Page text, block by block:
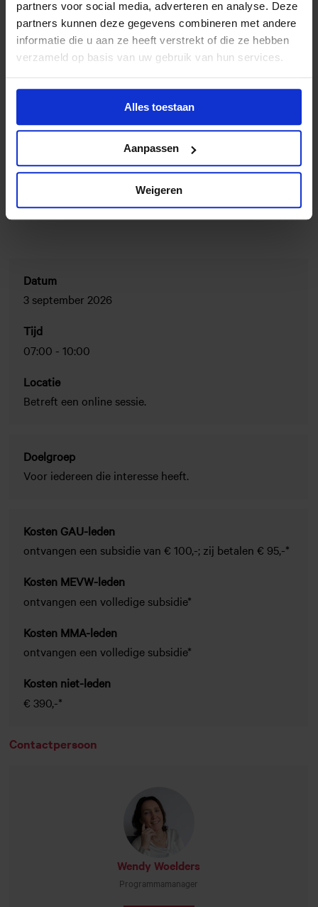
partners voor social media, adverteren en analyse. Deze
partners kunnen deze gegevens combineren met andere
informatie die u aan ze heeft verstrekt of die ze hebben
verzameld op basis van uw gebruik van hun services.
Alles toestaan
Aanpassen
Weigeren
09:00 Online 'inloop'
Training Listbuilding, over het belang van
Datum
3 september 2026
Tijd
07:00 -10:00
Locatie
Betreft een online sessie.
Doelgroep
Voor iedereen die interesse heeft.
Kosten GAU-leden
ontvangen een subsidie van € 100,-; zij betalen € 95,-*
Kosten MEVW-leden
ontvangen een volledige subsidie*
Kosten MMA-leden
ontvangen een volledige subsidie*
Kosten niet-leden
€ 390,-*
Contactpersoon
Wendy Woelders
Programmamanager